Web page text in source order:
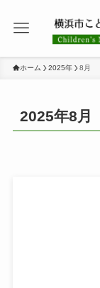
ホーム 2025年 8月
2025年8月